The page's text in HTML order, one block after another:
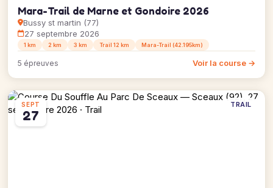
Mara-Trail de Marne et Gondoire 2026
Bussy st martin (77)
27 septembre 2026
1 km 2 km 3 km Trail 12 km Mara-Trail (42.195km)
5 épreuves Voir la course →
SEPT
27
TRAIL